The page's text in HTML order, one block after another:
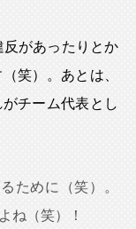
反があったりとか
笑）。あとは、
チーム代表とし
ために（笑）。
ね（笑）！